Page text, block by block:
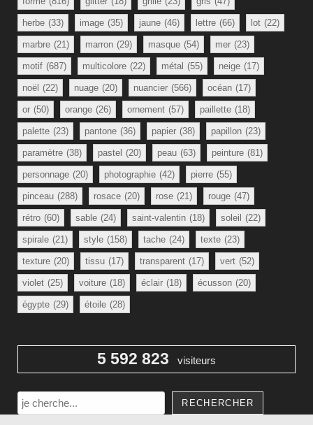
herbe (33) image (35) jaune (46) lettre (66) lot (22)
marbre (21) marron (29) masque (54) mer (23)
motif (687) multicolore (22) métal (55) neige (17)
noël (22) nuage (20) nuancier (566) océan (17)
or (50) orange (26) ornement (57) paillette (18)
palette (23) pantone (36) papier (38) papillon (23)
paramètre (38) pastel (20) peau (63) peinture (81)
personnage (20) photographie (42) pierre (55)
pinceau (288) rosace (20) rose (21) rouge (47)
rétro (60) sable (24) saint-valentin (18) soleil (22)
spirale (21) style (158) tache (24) texte (23)
texture (20) tissu (17) transparent (17) vert (52)
violet (25) voiture (18) éclair (18) écusson (20)
égypte (29) étoile (28)
5 592 823 visiteurs
Rechercher
RECHERCHER